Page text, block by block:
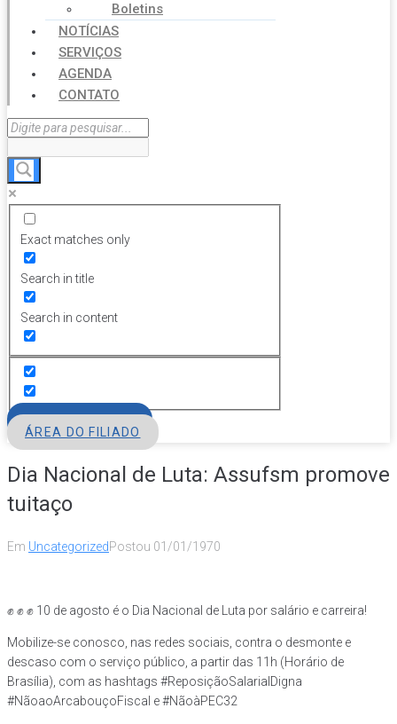
Boletins
NOTÍCIAS
SERVIÇOS
AGENDA
CONTATO
Exact matches only
Search in title
Search in content
ÁREA DO FILIADO
Dia Nacional de Luta: Assufsm promove
tuitaço
Em UncategorizedPostou 01/01/1970
✊ ✊ ✊ 10 de agosto é o Dia Nacional de Luta por salário e carreira!
Mobilize-se conosco, nas redes sociais, contra o desmonte e
descaso com o serviço público, a partir das 11h (Horário de
Brasília), com as hashtags #ReposiçãoSalarialDigna
#NãoaoArcabouçoFiscal e #NãoàPEC32